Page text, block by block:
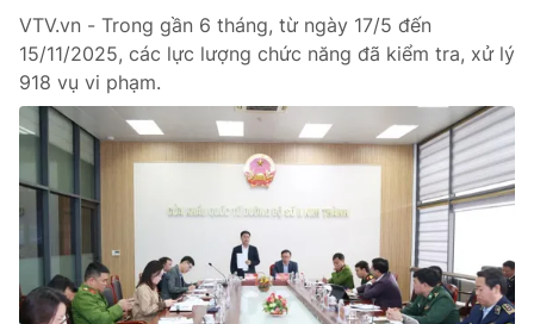
Photo Infographic
Video
VTV Money VTV Thể thao
VTV Sức khoẻ
Thị trường 24h Tấm lòng Việt
VTV.vn - Trong gần 6 tháng, từ ngày 17/5 đến
15/11/2025, các lực lượng chức năng đã kiểm tra, xử lý
918 vụ vi phạm.